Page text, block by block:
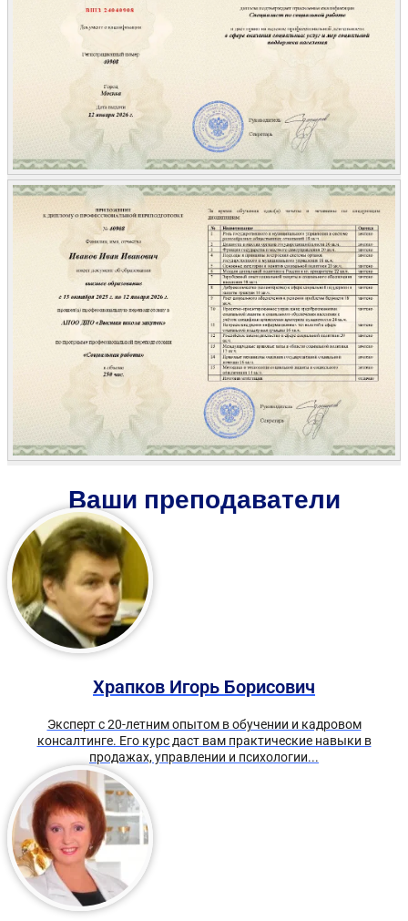
Ваши преподаватели
Храпков Игорь Борисович
Эксперт с 20-летним опытом в обучении и кадровом
консалтинге. Его курс даст вам практические навыки в
продажах, управлении и психологии...